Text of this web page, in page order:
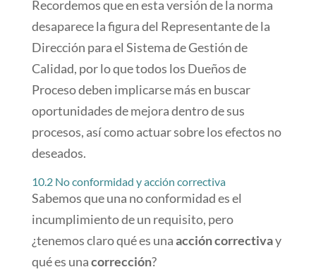
Recordemos que en esta versión de la norma
desaparece la figura del Representante de la
Dirección para el Sistema de Gestión de
Calidad, por lo que todos los Dueños de
Proceso deben implicarse más en buscar
oportunidades de mejora dentro de sus
procesos, así como actuar sobre los efectos no
deseados.
10.2 No conformidad y acción correctiva
Sabemos que una no conformidad es el
incumplimiento de un requisito, pero
¿tenemos claro qué es unaacción correctivay
qué es unacorrección?